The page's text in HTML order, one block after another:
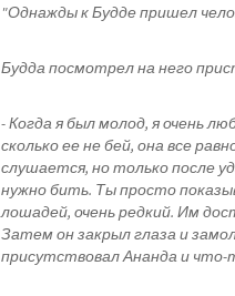
"Однажды к Будде пришел
Будда посмотрел на него
- Когда я был молод, я очень
сколько ее не бей, она все
слушается, но только после
нужно бить. Ты просто
лошадей, очень редкий. Им
Затем он закрыл глаза и
присутствовал Ананда и